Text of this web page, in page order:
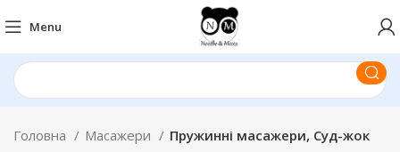
Menu
Головна Масажери Пружинні масажери, Суд-жок